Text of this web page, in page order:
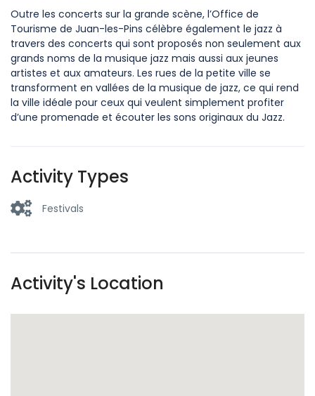
Outre les concerts sur la grande scène, l’Office de
Tourisme de Juan-les-Pins célèbre également le jazz à
travers des concerts qui sont proposés non seulement aux
grands noms de la musique jazz mais aussi aux jeunes
artistes et aux amateurs. Les rues de la petite ville se
transforment en vallées de la musique de jazz, ce qui rend
la ville idéale pour ceux qui veulent simplement profiter
d’une promenade et écouter les sons originaux du Jazz.
Activity Types
Festivals
Activity's Location